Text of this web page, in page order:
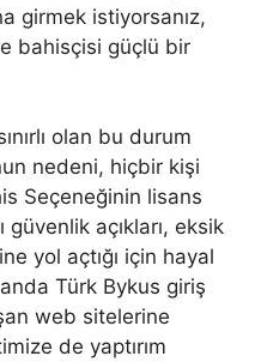
girmek istiyorsanız,
bahisçisi güçlü bir
olan bu durum
nedeni, hiçbir kişi
Seçeneğinin lisans
güvenlik açıkları, eksik
yol açtığı için hayal
anda Türk Bykus giriş
web sitelerine
de yaptırım